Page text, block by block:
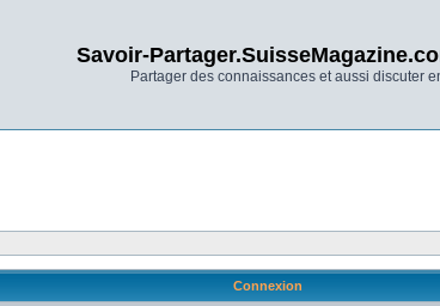
Savoir-
Partager des connaissances et aussi discuter
Connexion